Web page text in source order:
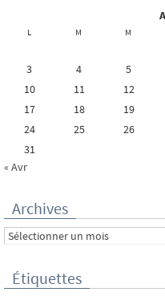
L M M
3
4 5
10
11 12
17
18 19
24
25 26
31
« Avr
Archives
Archives
Étiquettes